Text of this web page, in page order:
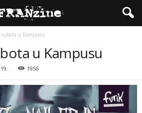
subota u Kampusu
u Kampusu
1956